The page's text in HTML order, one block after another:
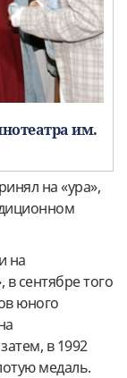
им.
на «ура»,
на
в сентябре того
юного
в 1992
медаль.